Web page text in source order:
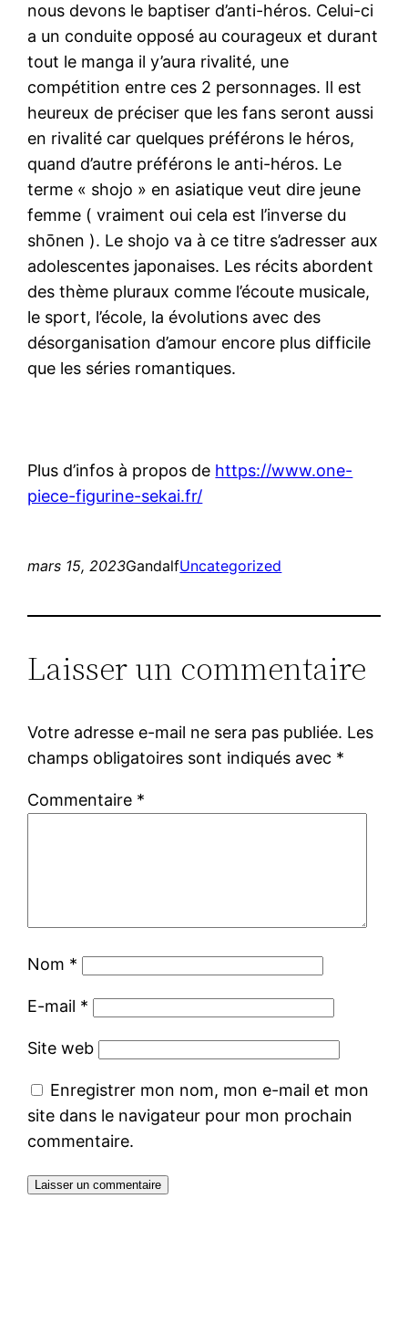
nous devons le baptiser d’anti-héros. Celui-ci
a un conduite opposé au courageux et durant
tout le manga il y’aura rivalité, une
compétition entre ces 2 personnages. Il est
heureux de préciser que les fans seront aussi
en rivalité car quelques préférons le héros,
quand d’autre préférons le anti-héros. Le
terme « shojo » en asiatique veut dire jeune
femme ( vraiment oui cela est l’inverse du
shōnen ). Le shojo va à ce titre s’adresser aux
adolescentes japonaises. Les récits abordent
des thème pluraux comme l’écoute musicale,
le sport, l’école, la évolutions avec des
désorganisation d’amour encore plus difficile
que les séries romantiques.
Plus d’infos à propos de https://www.one-
piece-figurine-sekai.fr/
mars 15, 2023GandalfUncategorized
Laisser un commentaire
Votre adresse e-mail ne sera pas publiée. Les
champs obligatoires sont indiqués avec *
Commentaire *
Nom *
E-mail *
Site web
Enregistrer mon nom, mon e-mail et mon
site dans le navigateur pour mon prochain
commentaire.